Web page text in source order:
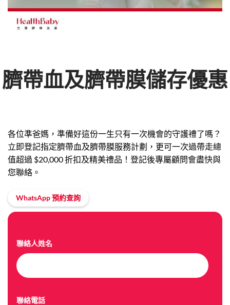
臍帶血及臍帶膜儲存優惠
各位準爸媽，準備好這份一生只有一次機會的守護禮了嗎？
立即登記指定臍帶血及臍帶膜服務計劃，更可一次過帶走總
值超過 $20,000 折扣及精美禮品！登記後專屬顧問會盡快與
您聯絡。
WhatsApp 預約查詢
聯絡人姓名
聯絡電話